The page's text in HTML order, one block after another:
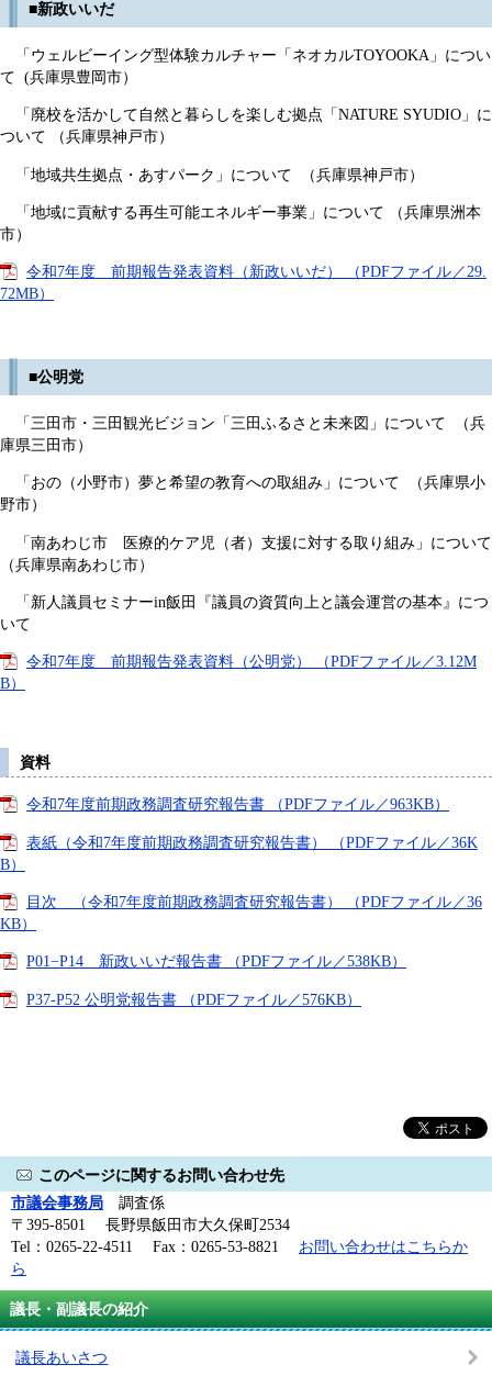
■新政いいだ
「ウェルビーイング型体験カルチャー「ネオカルTOYOOKA」につい
て (兵庫県豊岡市）
「廃校を活かして自然と暮らしを楽しむ拠点「NATURE SYUDIO」に
ついて （兵庫県神戸市）
「地域共生拠点・あすパーク」について （兵庫県神戸市）
「地域に貢献する再生可能エネルギー事業」について （兵庫県洲本
市）
令和7年度 前期報告発表資料（新政いいだ） （PDFファイル／29.
72MB）
■公明党
「三田市・三田観光ビジョン「三田ふるさと未来図」について （兵
庫県三田市）
「おの（小野市）夢と希望の教育への取組み」について （兵庫県小
野市）
「南あわじ市 医療的ケア児（者）支援に対する取り組み」について
（兵庫県南あわじ市）
「新人議員セミナーin飯田『議員の資質向上と議会運営の基本』につ
いて
令和7年度 前期報告発表資料（公明党） （PDFファイル／3.12M
B）
資料
令和7年度前期政務調査研究報告書 （PDFファイル／963KB）
表紙（令和7年度前期政務調査研究報告書） （PDFファイル／36K
B）
目次 （令和7年度前期政務調査研究報告書） （PDFファイル／36
KB）
P01−P14 新政いいだ報告書 （PDFファイル／538KB）
P37-P52 公明党報告書 （PDFファイル／576KB）
このページに関するお問い合わせ先
市議会事務局 調査係
〒395-8501 長野県飯田市大久保町2534
Tel：0265-22-4511 Fax：0265-53-8821 お問い合わせはこちらか
ら
議長・副議長の紹介
議長あいさつ